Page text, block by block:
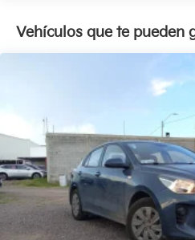
Vehículos que te pueden